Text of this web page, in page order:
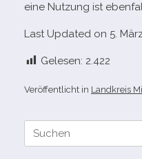
eine Nutzung ist
Last Updated on 5.
Gelesen: 2.422
Veröffentlicht in Landkreis
Suche